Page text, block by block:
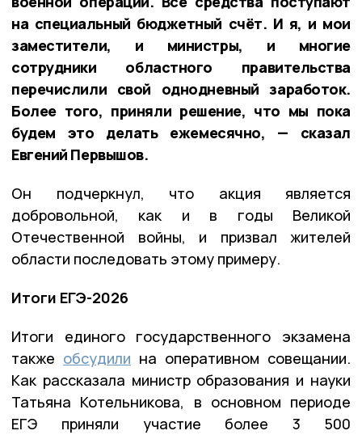
на специальный бюджетный счёт. И я, и мои
заместители, и министры, и многие
сотрудники областного правительства
перечислили свой однодневный заработок.
Более того, приняли решение, что мы пока
будем это делать ежемесячно, — сказал
Евгений Первышов.
Он подчеркнул, что акция является
добровольной, как и в годы Великой
Отечественной войны, и призвал жителей
области последовать этому примеру.
Итоги ЕГЭ-2026
Итоги единого государственного экзамена
также обсудили на оперативном совещании.
Как рассказала министр образования и науки
Татьяна Котельникова, в основном периоде
ЕГЭ приняли участие более 3 500